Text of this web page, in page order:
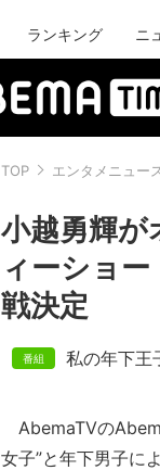
ランキング ニ
TOP エンタメニュー
小越勇輝が
ィーショ
戦決定
私の年下王
AbemaTVの
女子”と年下男子に